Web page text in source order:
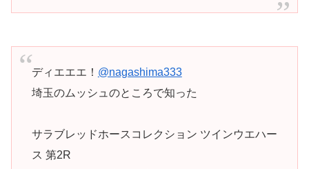
ディエエエ！ @nagashima333
埼玉のムッシュのところで知った
サラブレッドホースコレクション ツインウエハー
ス 第2R